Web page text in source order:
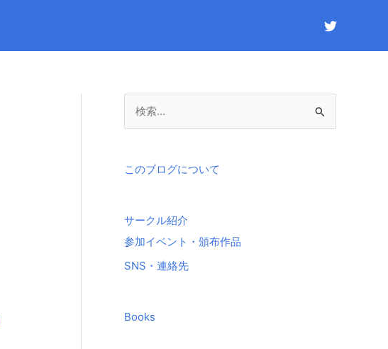
象
このブログについて
サークル紹介
参加イベント・頒布作品
SNS・連絡先
Books